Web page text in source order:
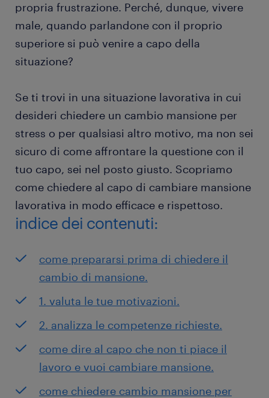
propria frustrazione. Perché, dunque, vivere
male, quando parlandone con il proprio
superiore si può venire a capo della
situazione?
Se ti trovi in una situazione lavorativa in cui
desideri chiedere un cambio mansione per
stress o per qualsiasi altro motivo, ma non sei
sicuro di come affrontare la questione con il
tuo capo, sei nel posto giusto. Scopriamo
come chiedere al capo di cambiare mansione
lavorativa in modo efficace e rispettoso.
indice dei contenuti:
come prepararsi prima di chiedere il
cambio di mansione.
1. valuta le tue motivazioni.
2. analizza le competenze richieste.
come dire al capo che non ti piace il
lavoro e vuoi cambiare mansione.
come chiedere cambio mansione per